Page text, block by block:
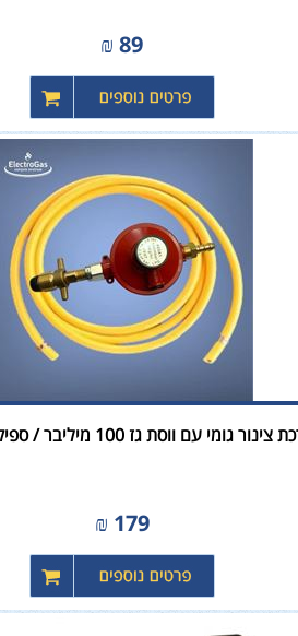
89
₪
גומי עם ווסת גז 100 מיליבר / ספיקה 3 קג"ש
179
₪